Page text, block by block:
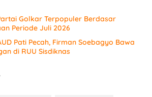
Golkar Terpopuler Berdasar
Periode Juli 2026
Pati Pecah, Firman Soebagyo Bawa
di RUU Sisdiknas